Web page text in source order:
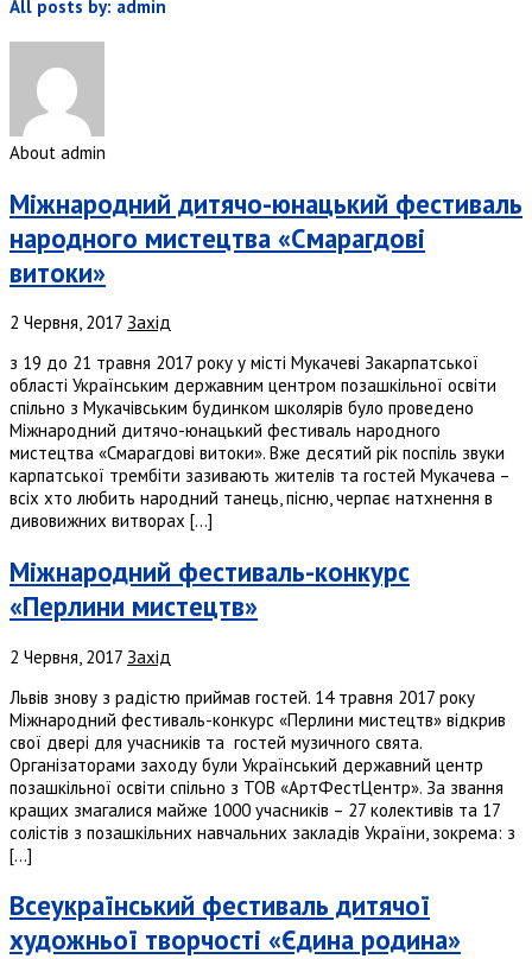
All posts by: admin
About admin
Міжнародний дитячо-юнацький фестиваль
народного мистецтва «Смарагдові
витоки»
2 Червня, 2017 Захід
з 19 до 21 травня 2017 року у місті Мукачеві Закарпатської
області Українським державним центром позашкільної освіти
спільно з Мукачівським будинком школярів було проведено
Міжнародний дитячо-юнацький фестиваль народного
мистецтва «Смарагдові витоки». Вже десятий рік поспіль звуки
карпатської трембіти зазивають жителів та гостей Мукачева –
всіх хто любить народний танець, пісню, черпає натхнення в
дивовижних витворах […]
Міжнародний фестиваль-конкурс
«Перлини мистецтв»
2 Червня, 2017 Захід
Львів знову з радістю приймав гостей. 14 травня 2017 року
Міжнародний фестиваль-конкурс «Перлини мистецтв» відкрив
свої двері для учасників та гостей музичного свята.
Організаторами заходу були Український державний центр
позашкільної освіти спільно з ТОВ «АртФестЦентр». За звання
кращих змагалися майже 1000 учасників – 27 колективів та 17
солістів з позашкільних навчальних закладів України, зокрема: з
[…]
Всеукраїнський фестиваль дитячої
художньої творчості «Єдина родина»